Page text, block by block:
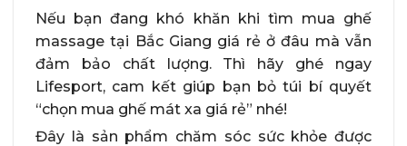
Nếu bạn đang khó khăn khi tìm mua ghế
massage tại Bắc Giang giá rẻ ở đâu mà vẫn
đảm bảo chất lượng. Thì hãy ghé ngay
Lifesport, cam kết giúp bạn bỏ túi bí quyết
“chọn mua ghế mát xa giá rẻ” nhé!
Đây là sản phẩm chăm sóc sức khỏe được